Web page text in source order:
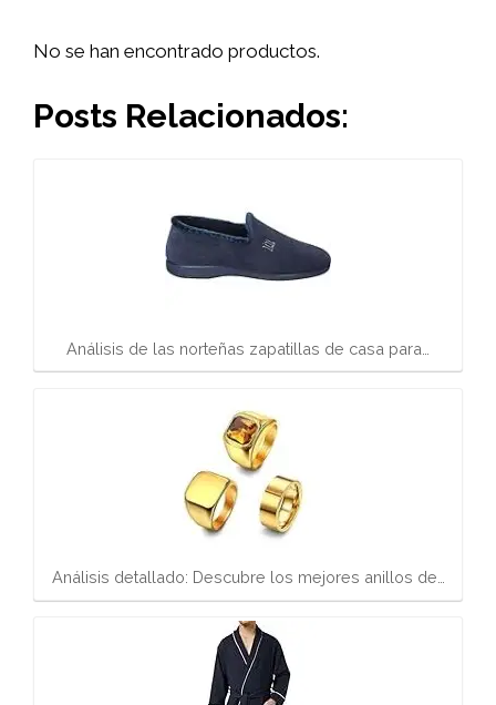
No se han encontrado productos.
Posts Relacionados:
Análisis de las norteñas zapatillas de casa para…
Análisis detallado: Descubre los mejores anillos de…